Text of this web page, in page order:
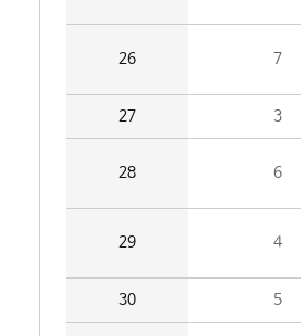
26 7
27 3
28 6
29 4
30 5